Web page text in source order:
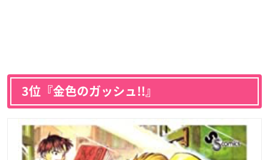
3位『金色のガッシュ!!』